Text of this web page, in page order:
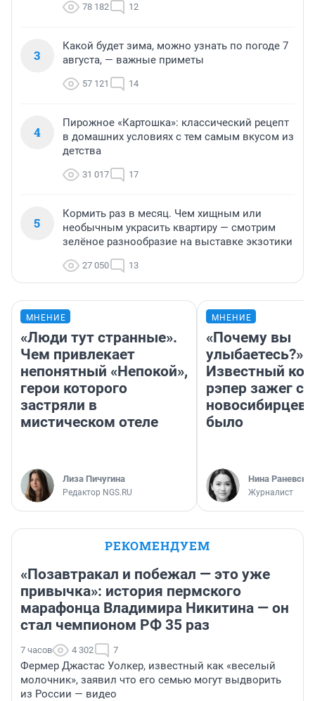
78 182 12
3
Какой будет зима, можно узнать по погоде 7
августа, — важные приметы
57 121 14
4
Пирожное «Картошка»: классический рецепт
в домашних условиях с тем самым вкусом из
детства
31 017 17
5
Кормить раз в месяц. Чем хищным или
необычным украсить квартиру — смотрим
зелёное разнообразие на выставке экзотики
27 050 13
МНЕНИЕ
«Люди тут странные».
Чем привлекает
непонятный «Непокой»,
герои которого
застряли в
мистическом отеле
Лиза Пичугина
Редактор NGS.RU
МНЕНИЕ
«Почему вы
улыбаетесь?»
Известный
рэпер зажег с
новосибирцев:
было
Нина
Журналист
РЕКОМЕНДУЕМ
«Позавтракал и побежал — это уже
привычка»: история пермского
марафонца Владимира Никитина — он
стал чемпионом РФ 35 раз
7 часов 4 302 7
Фермер Джастас Уолкер, известный как «веселый
молочник», заявил что его семью могут выдворить
из России — видео